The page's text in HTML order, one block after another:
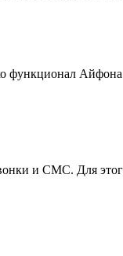
функционал
и СМС. Для